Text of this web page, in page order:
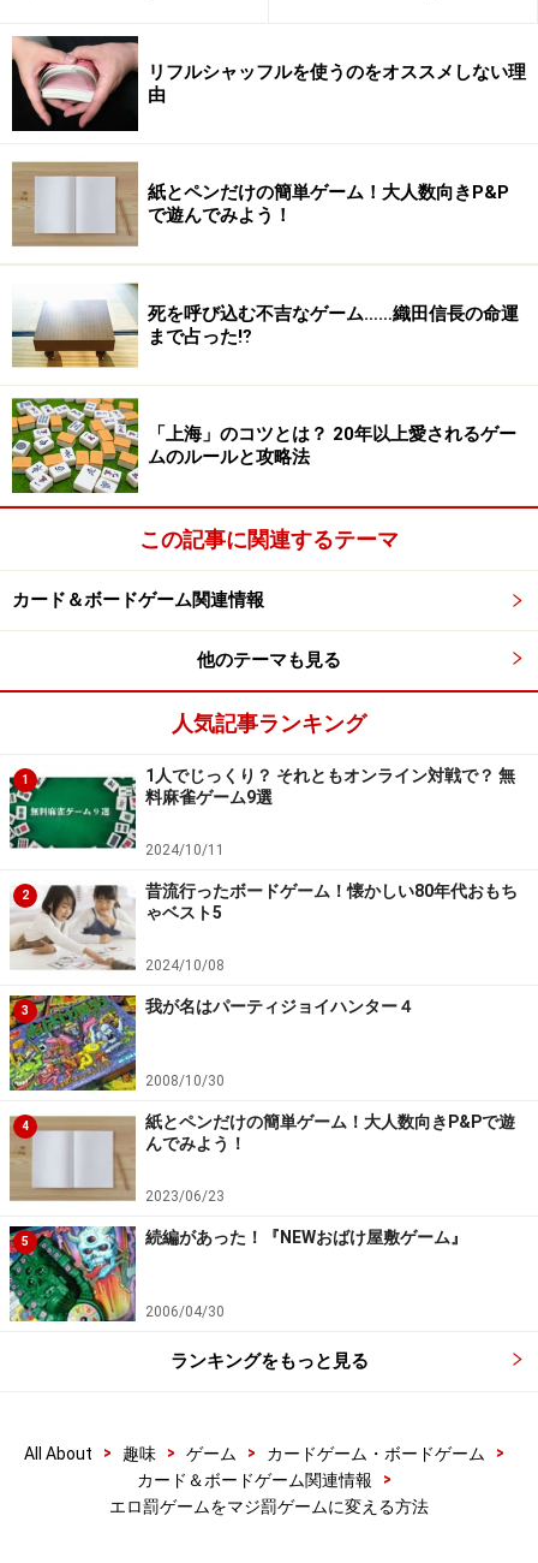
「火のついているタバコを舌で消す」とか
「女装してコンビニに行き、ティッシュボックスとこん
にゃくを買ってレジで『人肌に温めてください』とい
う」など
かなりハードな罰ゲームなどもありました（もっともこ
のときは幸運にも勝てたので、罰ゲームは他の人がやら
かといって軽すぎる罰ゲームでは、みなが必死になりま
せん。このバランスをとるのは結構微妙で、結局「盃を
飲み干す」とかお決まりになってしまいます。
そこで最近見つけたのが『罰ゲームトランプ HARD
編』です。
※記事内容は執筆時点のものです。最新の内容をご確認くださ
リフルシャッフルを使うのをオススメしない理
由
紙とペンだけの簡単ゲーム！大人数向きP&P
で遊んでみよう！
死を呼び込む不吉なゲーム……織田信長の命運
まで占った⁉︎
「上海」のコツとは？ 20年以上愛されるゲー
ムのルールと攻略法
この記事に関連するテーマ
カード＆ボードゲーム関連情報
他のテーマも見る
人気記事ランキング
1
1人でじっくり？ それともオンライン対戦で？ 無
料麻雀ゲーム9選
2024/10/11
2
昔流行ったボードゲーム！懐かしい80年代おもち
ゃベスト5
2024/10/08
3 我が名はパーティジョイハンター４
2008/10/30
4
紙とペンだけの簡単ゲーム！大人数向きP&Pで遊
んでみよう！
2023/06/23
5 続編があった！『NEWおばけ屋敷ゲーム』
2006/04/30
ランキングをもっと見る
All About > 趣味 > ゲーム > カードゲーム・ボードゲーム
>
カード＆ボードゲーム関連情報
>
エロ罰ゲームをマジ罰ゲームに変える方法